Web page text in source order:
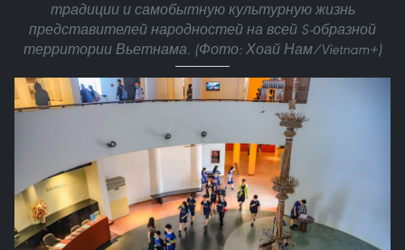
традиции и самобытную культурную жизнь
представителей народностей на всей S-образной
территории Вьетнама. (Фото: Хоай Нам/Vietnam+)